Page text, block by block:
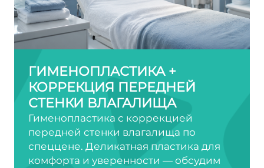
ГИМЕНОПЛАСТИКА +
КОРРЕКЦИЯ ПЕРЕДНЕЙ
СТЕНКИ ВЛАГАЛИЩА
Гименопластика с коррекцией
передней стенки влагалища по
спеццене. Деликатная пластика для
комфорта и уверенности — обсудим